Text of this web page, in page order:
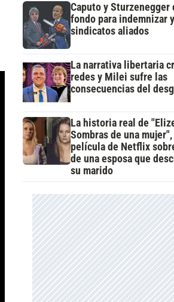
Caputo y Sturzenegger
fondo para indemnizar y
sindicatos aliados
La narrativa libertaria
redes y Milei sufre las
consecuencias del
La historia real de
Sombras de una
película de Netflix
de una esposa que
su marido